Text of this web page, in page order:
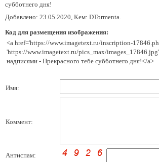
субботнего дня!
Добавлено: 23.05.2020, Кем: DTormenta.
Код для размещения изображения:
<a href='https://www.imagetext.ru/inscription-
'https://www.imagetext.ru/pics_max/
надписями - Прекрасного тебе субботнего дня!</a>
Имя:
Коммент:
Антиспам: